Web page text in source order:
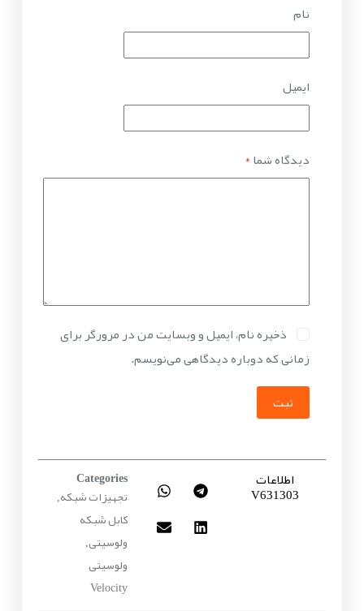
نام
ایمیل
دیدگاه شما*
ذخیره نام، ایمیل و وبسایت من در مرورگر برای
زمانی که دوباره دیدگاهی می‌نویسم.
ثبت
اطلاعات
V631303
Categories
تجهیزات شبکه,
کابل شبکه
ولوسیتی,
ولوسیتی
Velocity